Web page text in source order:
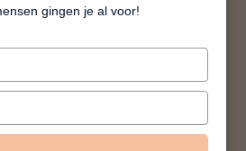
gingen je al voor!